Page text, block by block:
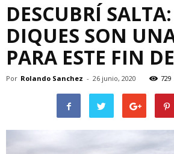
DESCUBRÍ
DIQUES SON
PARA ESTE FIN
Por Rolando Sanchez - 26 junio, 2020 729